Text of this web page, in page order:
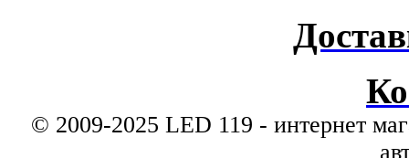
© 2009-2025 LED 119 - интернет